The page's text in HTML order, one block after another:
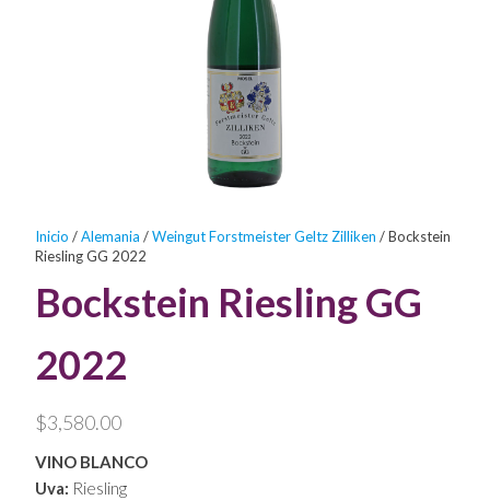
productos
excepcionales!
Inicio /Alemania /Weingut Forstmeister Geltz Zilliken / Bockstein
Riesling GG 2022
Bockstein Riesling GG
2022
$3,580.00
VINO BLANCO
Uva: Riesling